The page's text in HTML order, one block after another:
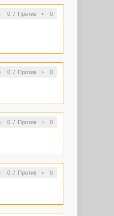
0/ Против 0
0/ Против 0
0/ Против 0
0/ Против 0